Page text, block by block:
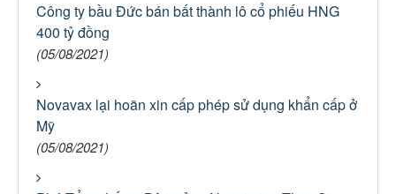
Công ty bầu Đức bán bất thành lô cổ phiếu HNG
400 tỷ đồng
(05/08/2021)
Novavax lại hoãn xin cấp phép sử dụng khẩn cấp ở
Mỹ
(05/08/2021)